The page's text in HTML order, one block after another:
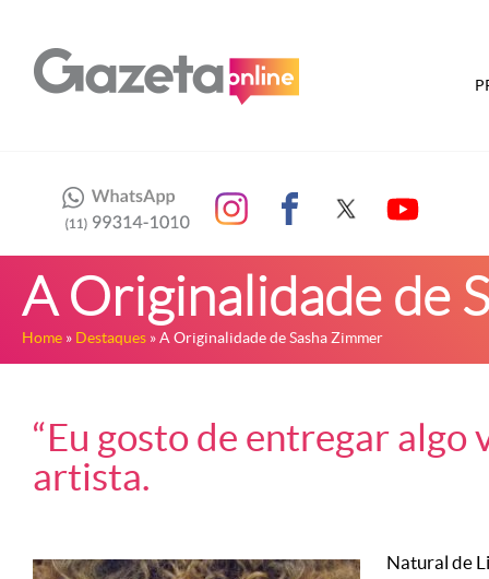
A Originalidade de
Home » Destaques » A Originalidade de Sasha Zimmer
“Eu gosto de entregar algo
artista.
Natural de